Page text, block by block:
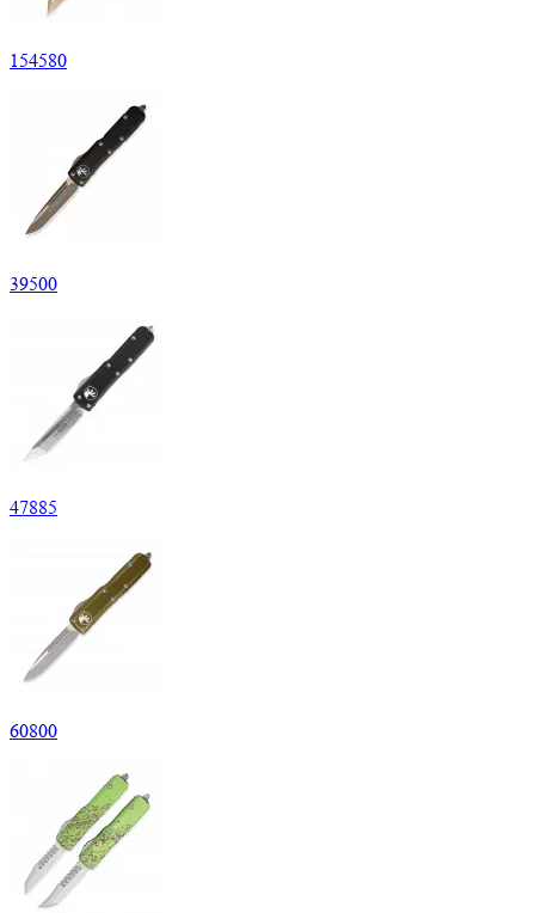
154580
39500
47885
60800